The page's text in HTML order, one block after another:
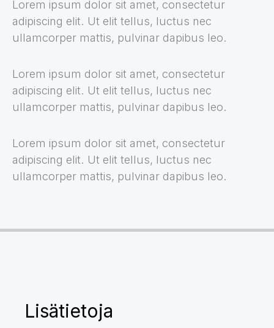
Lorem ipsum dolor sit amet, consectetur
adipiscing elit. Ut elit tellus, luctus nec
ullamcorper mattis, pulvinar dapibus leo.
Lorem ipsum dolor sit amet, consectetur
adipiscing elit. Ut elit tellus, luctus nec
ullamcorper mattis, pulvinar dapibus leo.
Lorem ipsum dolor sit amet, consectetur
adipiscing elit. Ut elit tellus, luctus nec
ullamcorper mattis, pulvinar dapibus leo.
Lisätietoja